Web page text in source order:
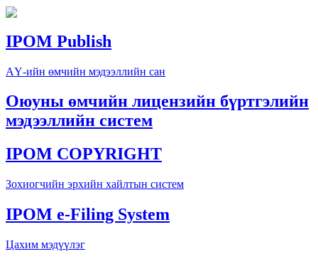
IPOM Publish
АҮ-ийн өмчийн мэдээллийн сан
Оюуны өмчийн лицензийн бүртгэлийн
мэдээллийн систем
IPOM COPYRIGHT
Зохиогчийн эрхийн хайлтын систем
IPOM e-Filing System
Цахим мэдүүлэг